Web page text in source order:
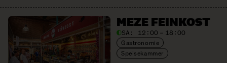
MEZE FEINKOST
SA: 12:00 – 18:00
Gastronomie
Speisekammer